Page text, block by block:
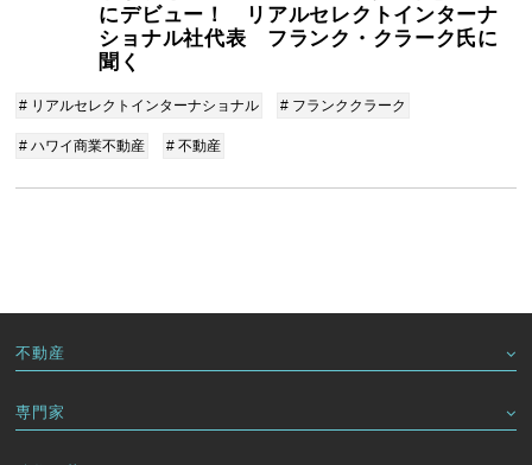
にデビュー！ リアルセレクトインターナ
ショナル社代表 フランク・クラーク氏に
聞く
# リアルセレクトインターナショナル # フランククラーク
# ハワイ商業不動産 # 不動産
不動産
専門家